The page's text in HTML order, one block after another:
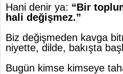
Hani denir ya: “Bir
hali değişmez.”
Biz değişmeden kavga
niyette, dilde, bakışta
Bugün kimse kimseye